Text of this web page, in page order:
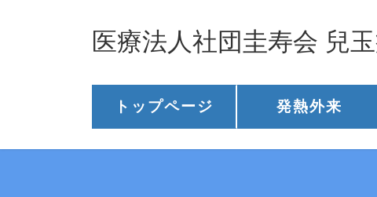
医療法人社団圭寿会 兒
トップページ 発熱外来